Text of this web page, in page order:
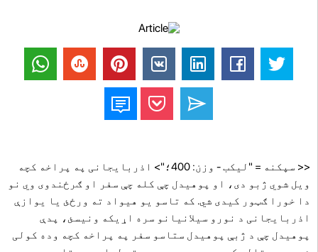
<< سپکنه = "لیکب - وزن: 400؛"> اذربایجانی په پراخه کچه
ویل شوي ژبو دی، او پوهیدل چې کله چې سفر او ګرځندوی وي نو
دا خورا ګټور کیدی شي. که تاسو یو هیواد ته ورځئ یا یوازې
اذربایجانی د نورو سیلانیانو سره اړیکه ونیسئ، پدې
پوهیدل چې د ژبې پوهیدل ستاسو سفر په پراخه کچه وده کولی